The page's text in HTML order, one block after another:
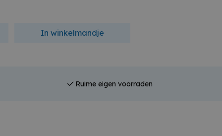
In winkelmandje
Ruime eigen voorraden